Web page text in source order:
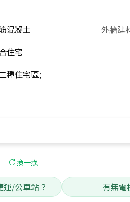
混凝土 外牆建
住宅
種住宅區;
換一換
運/公車站？ 有無電